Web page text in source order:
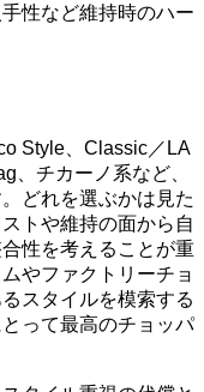
性など維持時のハー
Style、Classic／LA
、チカーノ系など、
どれを選ぶかは見た
トや維持の面から自
性を考えることが重
やファクトリーチョ
スタイルを模索する
って最高のチョッパ